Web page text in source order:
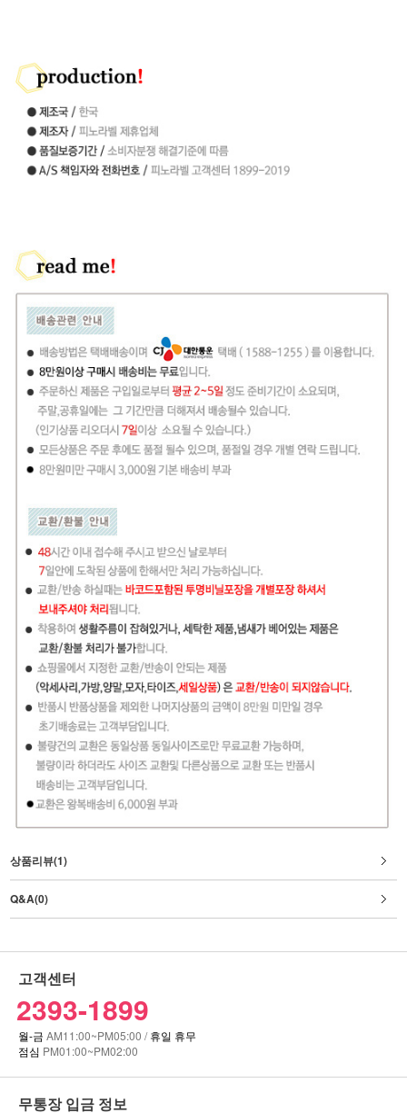
상품리뷰(1)
Q&A(0)
고객센터
2393-1899
월-금 AM11:00~PM05:00 /휴일 휴무
점심 PM01:00~PM02:00
무통장 입금 정보